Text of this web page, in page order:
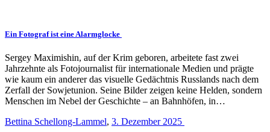
Ein Fotograf ist eine Alarmglocke
Sergey Maximishin, auf der Krim geboren, arbeitete fast zwei
Jahrzehnte als Fotojournalist für internationale Medien und prägte
wie kaum ein anderer das visuelle Gedächtnis Russlands nach dem
Zerfall der Sowjetunion. Seine Bilder zeigen keine Helden, sondern
Menschen im Nebel der Geschichte – an Bahnhöfen, in…
Bettina Schellong-Lammel, 3. Dezember 2025